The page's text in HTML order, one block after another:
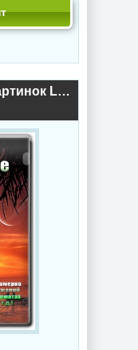
Изменение размеров картинок Light Image Resizer Pro 7.6.5.176